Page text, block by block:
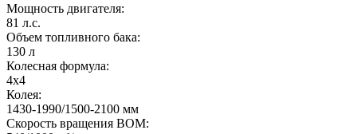
Мощность двигателя:
81 л.с.
Объем топливного бака:
130 л
Колесная формула:
4х4
Колея:
1430-1990/1500-2100 мм
Скорость вращения ВОМ: